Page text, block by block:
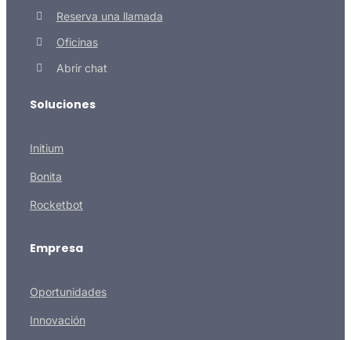
Reserva una llamada
Oficinas
Abrir chat
Soluciones
Initium
Bonita
Rocketbot
Empresa
Oportunidades
Innovación